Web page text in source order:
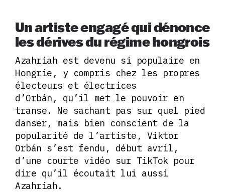
Un artiste engagé qui dénonce
les dérives du régime hongrois
Azahriah est devenu si populaire en
Hongrie, y compris chez les propres
électeurs et électrices
d’Orbán, qu’il met le pouvoir en
transe. Ne sachant pas sur quel pied
danser, mais bien conscient de la
popularité de l’artiste, Viktor
Orbán s’est fendu, début avril,
d’une courte vidéo sur TikTok pour
dire qu’il écoutait lui aussi
Azahriah.